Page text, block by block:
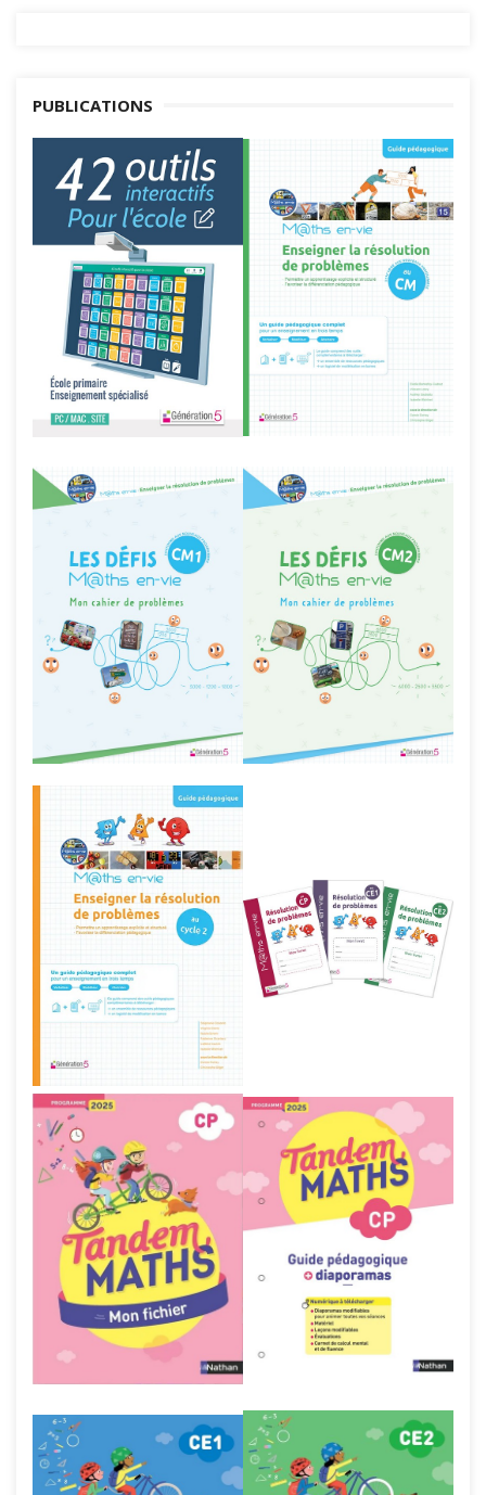
PUBLICATIONS